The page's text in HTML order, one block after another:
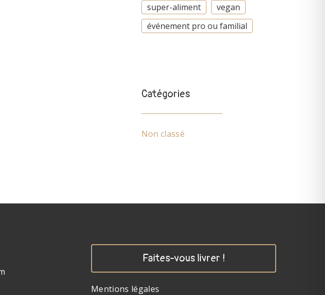
super-aliment
vegan
événement pro ou familial
Catégories
Non classé
Faites-vous livrer !
Mentions légales